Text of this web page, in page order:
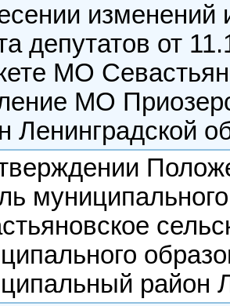
изменений
депутатов от
МО
МО
Ленинградской
район